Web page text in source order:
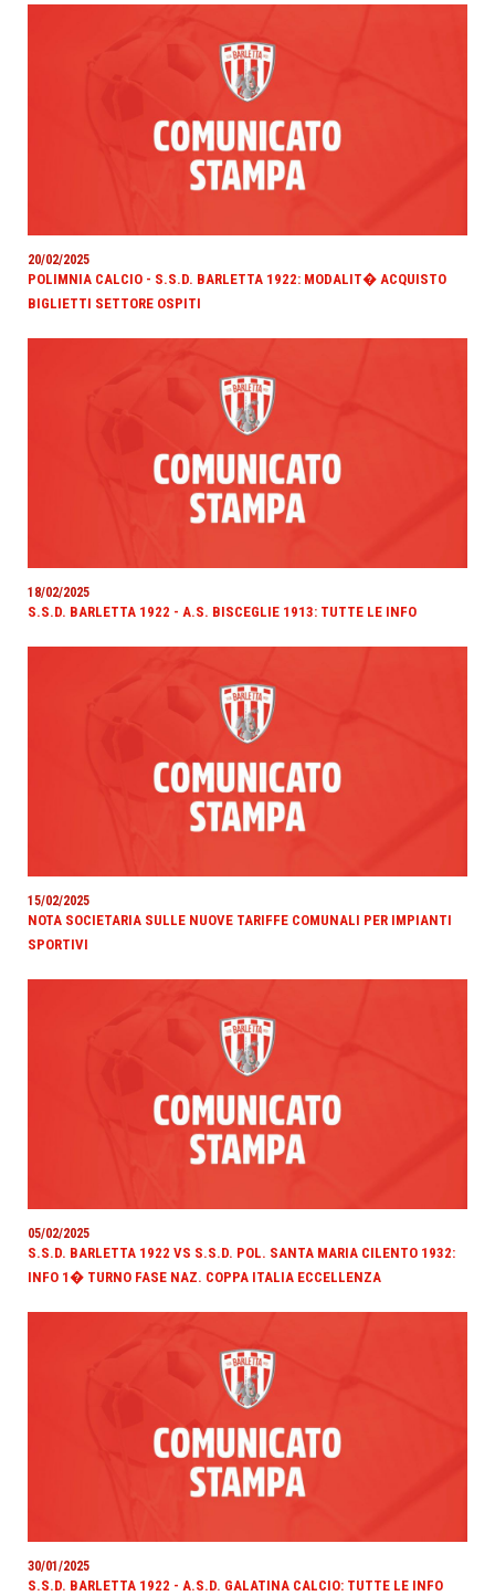
20/02/2025
POLIMNIA CALCIO - S.S.D. BARLETTA 1922: MODALIT� ACQUISTO
BIGLIETTI SETTORE OSPITI
18/02/2025
S.S.D. BARLETTA 1922 - A.S. BISCEGLIE 1913: TUTTE LE INFO
15/02/2025
NOTA SOCIETARIA SULLE NUOVE TARIFFE COMUNALI PER IMPIANTI
SPORTIVI
05/02/2025
S.S.D. BARLETTA 1922 VS S.S.D. POL. SANTA MARIA CILENTO 1932:
INFO 1� TURNO FASE NAZ. COPPA ITALIA ECCELLENZA
30/01/2025
S.S.D. BARLETTA 1922 - A.S.D. GALATINA CALCIO: TUTTE LE INFO